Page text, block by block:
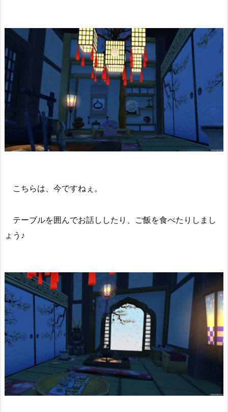
こちらは、今ですねぇ。
テーブルを囲んでお話ししたり、ご飯を食べたりしまし
ょう♪